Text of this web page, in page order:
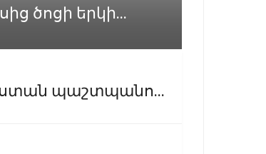
ծոցի երկի...
պաշտպանո...